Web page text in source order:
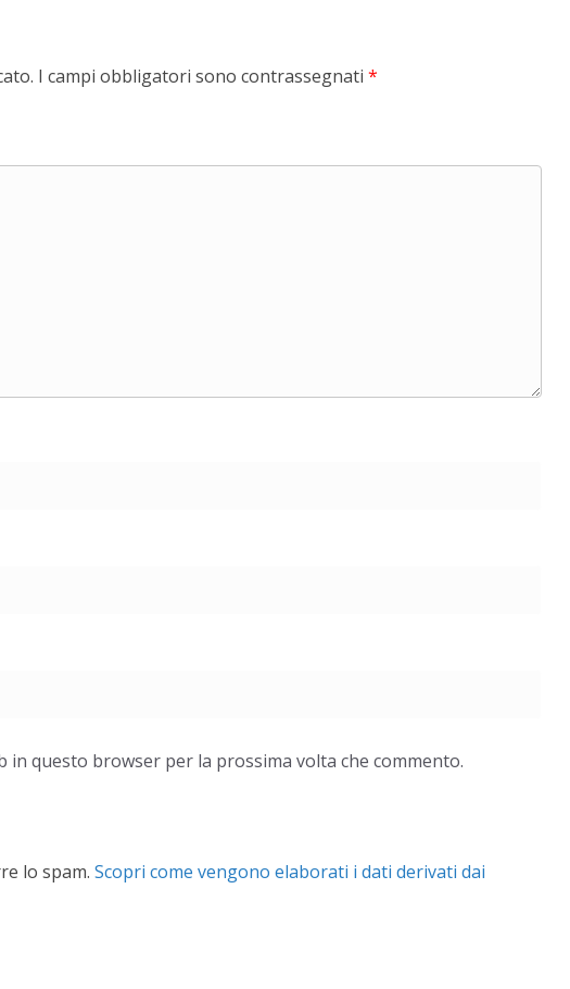
I campi obbligatori sono contrassegnati *
in questo browser per la prossima volta che commento.
lo spam. Scopri come vengono elaborati i dati derivati dai